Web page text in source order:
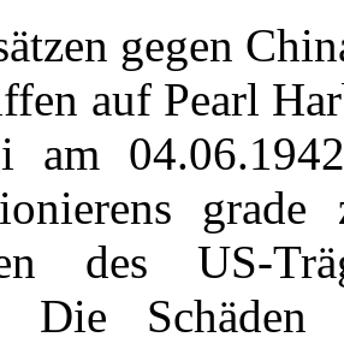
gegen
auf Pearl
am
grade
des US-
Die